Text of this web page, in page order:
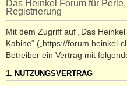
Das Heinkel Forum für
Registrierung
Mit dem Zugriff auf „Das
Kabine“ („https://forum.heinkel-
Betreiber ein Vertrag mit
1. NUTZUNGSVERTRAG